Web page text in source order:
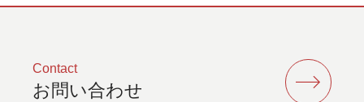
Contact
お問い合わせ